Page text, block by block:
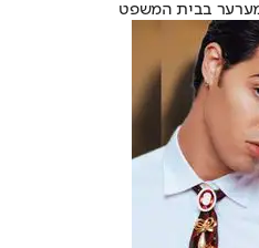
מערער בבית המשפט